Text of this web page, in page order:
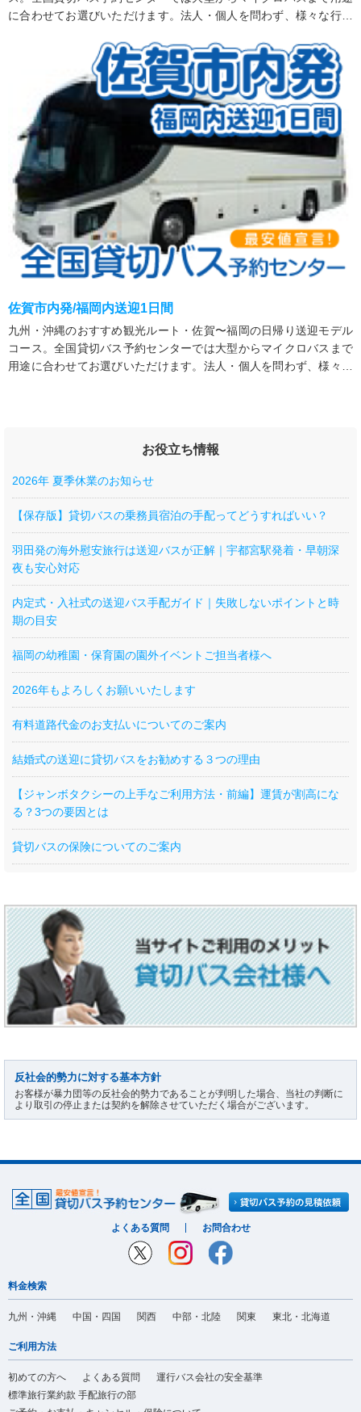
に合わせてお選びいただけます。法人・個人を問わず、様々な行事
佐賀市内発/福岡内送迎1日間
九州・沖縄のおすすめ観光ルート・佐賀〜福岡の日帰り送迎モデル
コース。全国貸切バス予約センターでは大型からマイクロバスまで
用途に合わせてお選びいただけます。法人・個人を問わず、様々な
お役立ち情報
2026年 夏季休業のお知らせ
【保存版】貸切バスの乗務員宿泊の手配ってどうすればいい？
羽田発の海外慰安旅行は送迎バスが正解｜宇都宮駅発着・早朝深
夜も安心対応
内定式・入社式の送迎バス手配ガイド｜失敗しないポイントと時
期の目安
福岡の幼稚園・保育園の園外イベントご担当者様へ
2026年もよろしくお願いいたします
有料道路代金のお支払いについてのご案内
結婚式の送迎に貸切バスをお勧めする３つの理由
【ジャンボタクシーの上手なご利用方法・前編】運賃が割高にな
る？3つの要因とは
貸切バスの保険についてのご案内
反社会的勢力に対する基本方針
お客様が暴力団等の反社会的勢力であることが判明した場合、当社の判断に
より取引の停止または契約を解除させていただく場合がございます。
よくある質問 お問合わせ
料金検索
九州・沖縄 中国・四国 関西 中部・北陸 関東 東北・北海道
ご利用方法
初めての方へ よくある質問
運行バス会社の安全基準
標準旅行業約款 手配旅行の部